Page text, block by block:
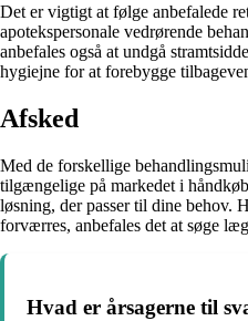
Det er vigtigt at følge anbefalede
apotekspersonale vedrørende
anbefales også at undgå
hygiejne for at forebygge
Afsked
Med de forskellige
tilgængelige på markedet i
løsning, der passer til dine behov.
forværres, anbefales det at søge
Hvad er årsagerne til